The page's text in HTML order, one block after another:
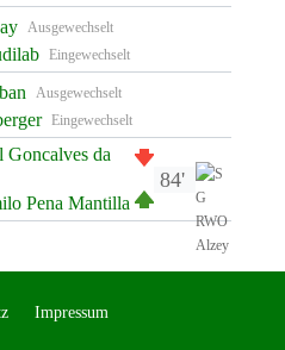
Ausgewechselt
Eingewechselt
Ausgewechselt
Eingewechselt
84'
da
Pena Mantilla
Impressum